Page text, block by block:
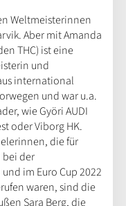
Weltmeisterinnen
Aber mit Amanda
THC) ist eine
und
international
und war u.a.
wie Györi AUDI
oder Viborg HK.
die für
bei der
im Euro Cup 2022
waren, sind die
Sara Berg, die